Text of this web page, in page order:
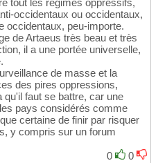
tout les régimes oppressifs,
occidentaux ou occidentaux,
occidentaux, peu-importe.
de Artaeus très beau et très
il a une portée universelle,
de masse et la
des pires oppressions,
faut se battre, car une
pays considérés comme
certaine de finir par risquer
y compris sur un forum
0
0